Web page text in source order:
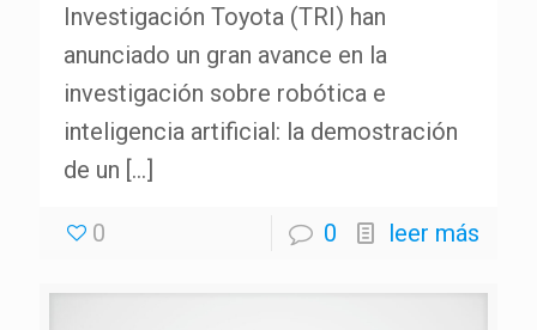
Investigación Toyota (TRI) han
anunciado un gran avance en la
investigación sobre robótica e
inteligencia artificial: la demostración
de un […]
0 0 leer más